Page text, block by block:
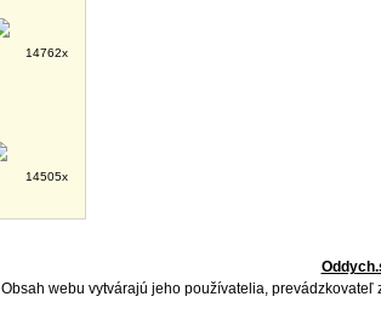
14762x
14505x
Obsah webu vytvárajú jeho používatelia,